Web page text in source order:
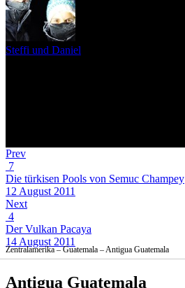
Steffi und Daniel
Prev
7
Die türkisen Pools von Semuc Champey
12 August 2011
Next
4
Der Vulkan Pacaya
14 August 2011
Zentralamerika – Guatemala – Antigua Guatemala
Antigua Guatemala